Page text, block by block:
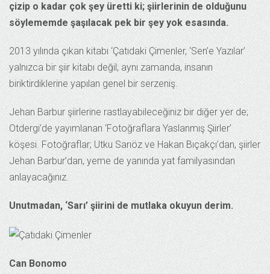
çizip o kadar çok şey üretti ki; şiirlerinin de olduğunu
söylememde şaşılacak pek bir şey yok esasında.
2013 yılında çıkan kitabı ‘Çatıdaki Çimenler, ‘Sen’e Yazılar’
yalnızca bir şiir kitabı değil; aynı zamanda, insanın
biriktirdiklerine yapılan genel bir serzeniş.
Jehan Barbur şiirlerine rastlayabileceğiniz bir diğer yer de;
Otdergi’de yayımlanan ‘Fotoğraflara Yaslanmış Şiirler’
köşesi. Fotoğraflar; Utku Sarıöz ve Hakan Bıçakçı’dan, şiirler
Jehan Barbur’dan, yeme de yanında yat familyasından
anlayacağınız.
Unutmadan, ‘Sarı’ şiirini de mutlaka okuyun derim.
Can Bonomo